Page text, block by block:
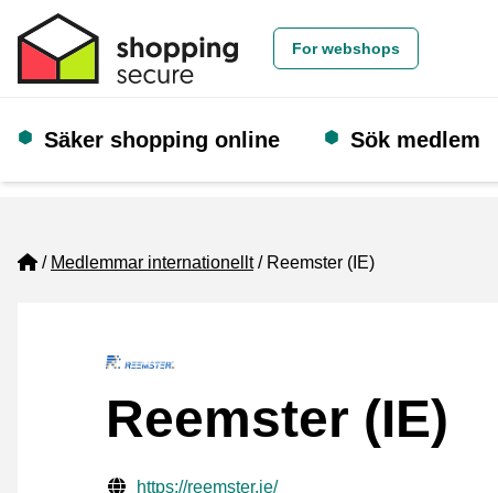
For webshops
Säker shopping online Sök medlem
Home
Medlemmar internationellt Reemster (IE)
Reemster (IE)
Verifierade kontaktuppgifter
Website URL
https://reemster.ie/